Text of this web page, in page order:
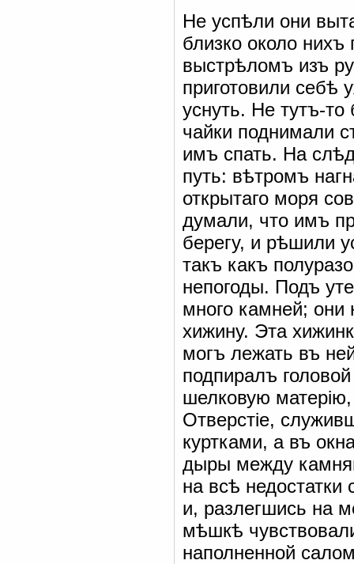
Не успѣли они
близко около
выстрѣломъ изъ
приготовили себѣ
уснуть. Не тутъ-
чайки поднимали
имъ спать. На
путь: вѣтромъ
открытаго моря
думали, что имъ
берегу, и рѣшили
такъ какъ
непогоды. Подъ
много камней; они
хижину. Эта
могъ лежать въ
подпиралъ
шелковую
Отверстіе,
куртками, а въ
дыры между
на всѣ недостатки
и, разлегшись на
мѣшкѣ
наполненной